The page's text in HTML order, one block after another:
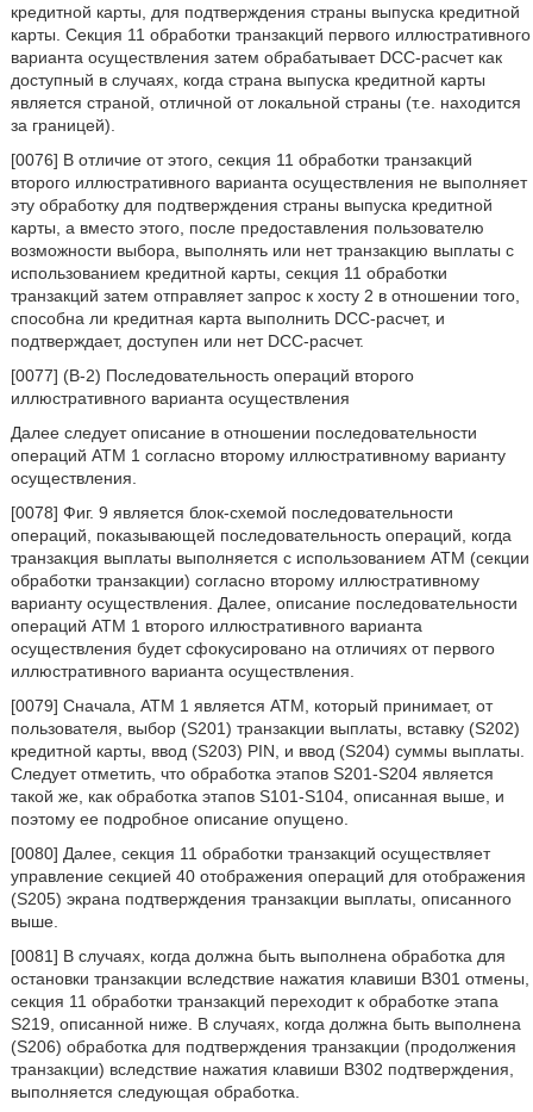
кредитной карты, для подтверждения страны выпуска кредитной
карты. Секция 11 обработки транзакций первого иллюстративного
варианта осуществления затем обрабатывает DCC-расчет как
доступный в случаях, когда страна выпуска кредитной карты
является страной, отличной от локальной страны (т.е. находится
за границей).
[0076] В отличие от этого, секция 11 обработки транзакций
второго иллюстративного варианта осуществления не выполняет
эту обработку для подтверждения страны выпуска кредитной
карты, а вместо этого, после предоставления пользователю
возможности выбора, выполнять или нет транзакцию выплаты с
использованием кредитной карты, секция 11 обработки
транзакций затем отправляет запрос к хосту 2 в отношении того,
способна ли кредитная карта выполнить DCC-расчет, и
подтверждает, доступен или нет DCC-расчет.
[0077] (B-2) Последовательность операций второго
иллюстративного варианта осуществления
Далее следует описание в отношении последовательности
операций ATM 1 согласно второму иллюстративному варианту
осуществления.
[0078] Фиг. 9 является блок-схемой последовательности
операций, показывающей последовательность операций, когда
транзакция выплаты выполняется с использованием ATM (секции
обработки транзакции) согласно второму иллюстративному
варианту осуществления. Далее, описание последовательности
операций ATM 1 второго иллюстративного варианта
осуществления будет сфокусировано на отличиях от первого
иллюстративного варианта осуществления.
[0079] Сначала, ATM 1 является ATM, который принимает, от
пользователя, выбор (S201) транзакции выплаты, вставку (S202)
кредитной карты, ввод (S203) PIN, и ввод (S204) суммы выплаты.
Следует отметить, что обработка этапов S201-S204 является
такой же, как обработка этапов S101-S104, описанная выше, и
поэтому ее подробное описание опущено.
[0080] Далее, секция 11 обработки транзакций осуществляет
управление секцией 40 отображения операций для отображения
(S205) экрана подтверждения транзакции выплаты, описанного
выше.
[0081] В случаях, когда должна быть выполнена обработка для
остановки транзакции вследствие нажатия клавиши В301 отмены,
секция 11 обработки транзакций переходит к обработке этапа
S219, описанной ниже. В случаях, когда должна быть выполнена
(S206) обработка для подтверждения транзакции (продолжения
транзакции) вследствие нажатия клавиши В302 подтверждения,
выполняется следующая обработка.